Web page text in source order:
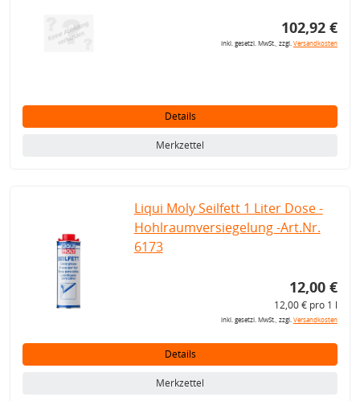
102,92 €
inkl. gesetzl. MwSt., zzgl.Versandkosten
Details
Merkzettel
Liqui Moly Seilfett 1 Liter Dose -
Hohlraumversiegelung -Art.Nr.
6173
12,00 €
12,00 € pro 1 l
inkl. gesetzl. MwSt., zzgl.Versandkosten
Details
Merkzettel